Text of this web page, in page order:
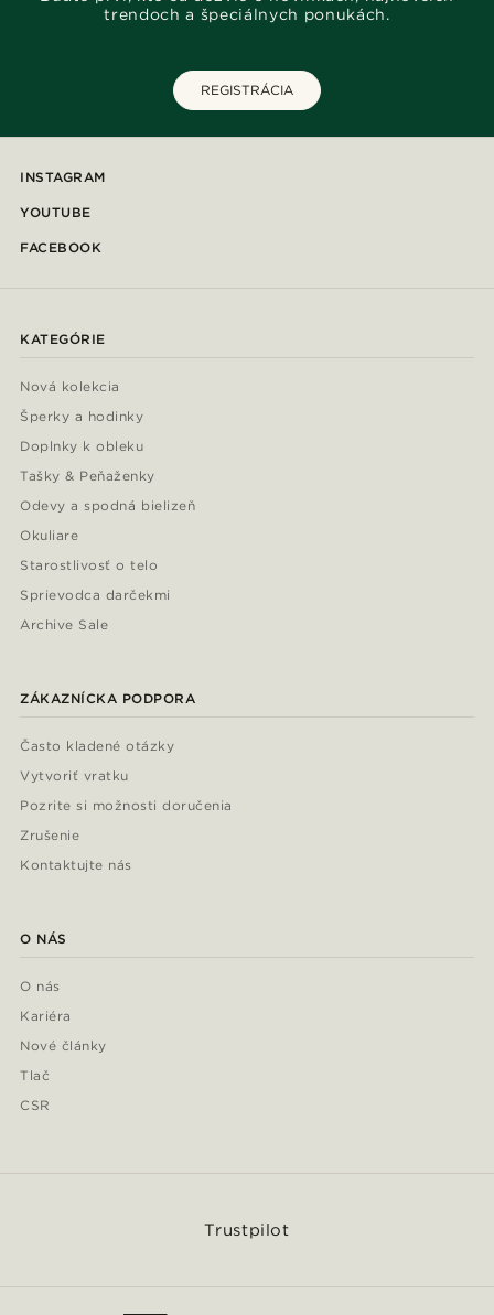
trendoch a špeciálnych ponukách.
REGISTRÁCIA
INSTAGRAM
YOUTUBE
FACEBOOK
KATEGÓRIE
Nová kolekcia
Šperky a hodinky
Doplnky k obleku
Tašky & Peňaženky
Odevy a spodná bielizeň
Okuliare
Starostlivosť o telo
Sprievodca darčekmi
Archive Sale
ZÁKAZNÍCKA PODPORA
Často kladené otázky
Vytvoriť vratku
Pozrite si možnosti doručenia
Zrušenie
Kontaktujte nás
O NÁS
O nás
Kariéra
Nové články
Tlač
CSR
Trustpilot